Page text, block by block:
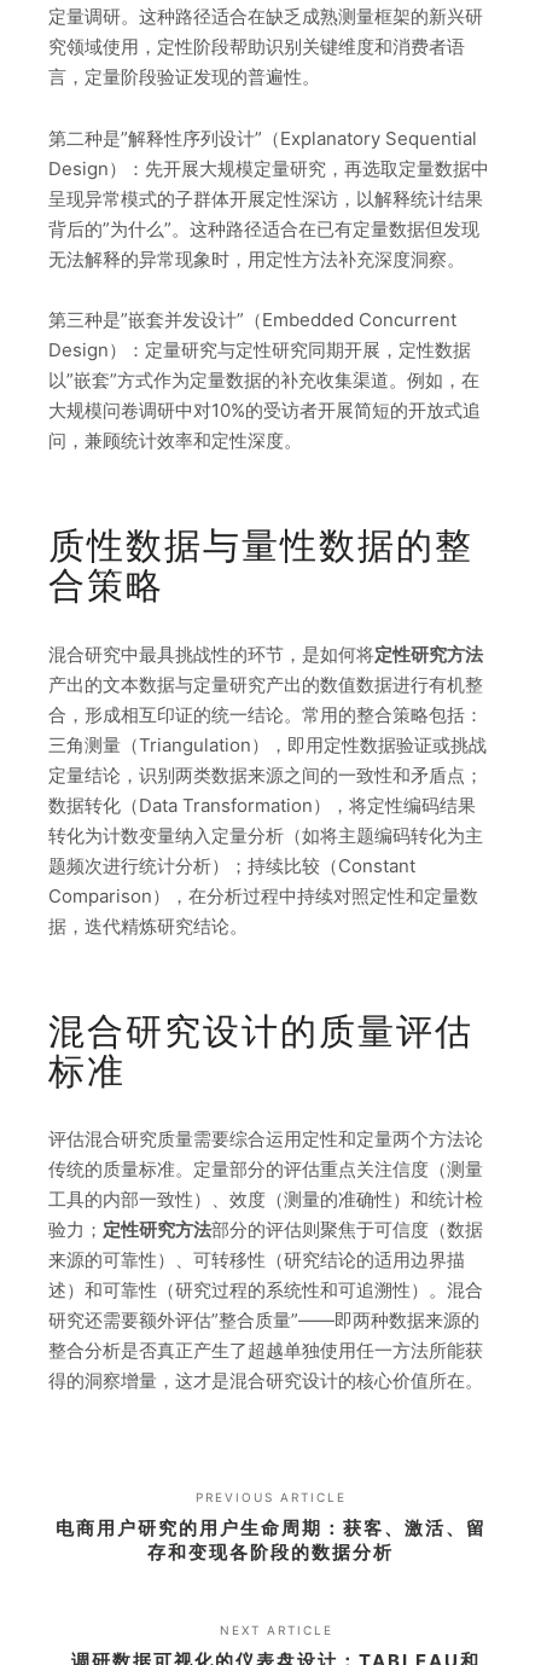
定量调研。这种路径适合在缺乏成熟测量框架的新兴研
究领域使用，定性阶段帮助识别关键维度和消费者语
言，定量阶段验证发现的普遍性。
第二种是”解释性序列设计”（Explanatory Sequential
Design）：先开展大规模定量研究，再选取定量数据中
呈现异常模式的子群体开展定性深访，以解释统计结果
背后的”为什么”。这种路径适合在已有定量数据但发现
无法解释的异常现象时，用定性方法补充深度洞察。
第三种是”嵌套并发设计”（Embedded Concurrent
Design）：定量研究与定性研究同期开展，定性数据
以”嵌套”方式作为定量数据的补充收集渠道。例如，在
大规模问卷调研中对10%的受访者开展简短的开放式追
问，兼顾统计效率和定性深度。
质性数据与量性数据的整
合策略
混合研究中最具挑战性的环节，是如何将定性研究方法
产出的文本数据与定量研究产出的数值数据进行有机整
合，形成相互印证的统一结论。常用的整合策略包括：
三角测量（Triangulation），即用定性数据验证或挑战
定量结论，识别两类数据来源之间的一致性和矛盾点；
数据转化（Data Transformation），将定性编码结果
转化为计数变量纳入定量分析（如将主题编码转化为主
题频次进行统计分析）；持续比较（Constant
Comparison），在分析过程中持续对照定性和定量数
据，迭代精炼研究结论。
混合研究设计的质量评估
标准
评估混合研究质量需要综合运用定性和定量两个方法论
传统的质量标准。定量部分的评估重点关注信度（测量
工具的内部一致性）、效度（测量的准确性）和统计检
验力； 定性研究方法部分的评估则聚焦于可信度（数据
来源的可靠性）、可转移性（研究结论的适用边界描
述）和可靠性（研究过程的系统性和可追溯性）。混合
研究还需要额外评估”整合质量”——即两种数据来源的
整合分析是否真正产生了超越单独使用任一方法所能获
得的洞察增量，这才是混合研究设计的核心价值所在。
PREVIOUS ARTICLE
电商用户研究的用户生命周期：获客、激活、留
存和变现各阶段的数据分析
NEXT ARTICLE